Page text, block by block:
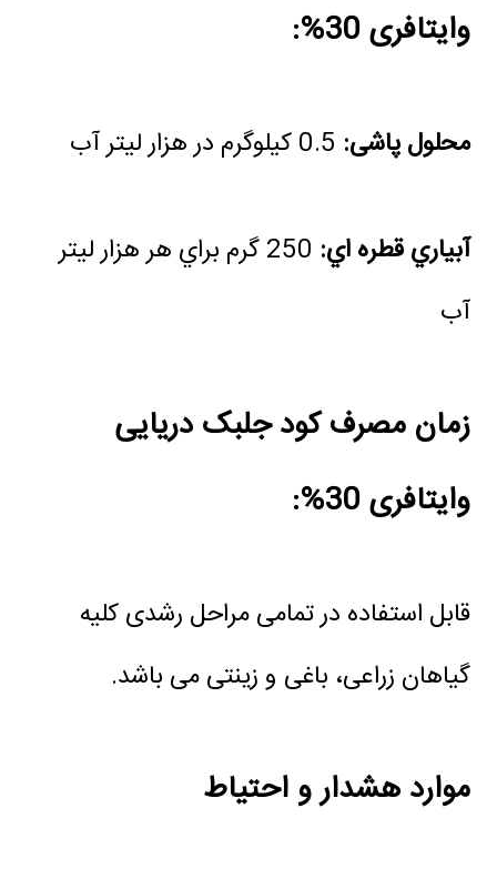
وایتافری 30%:
محلول پاشی:
آبياري قطره اي:
250 گرم براي هر هزار ليتر
آب
زمان مصرف کود جلبک دریایی
وایتافری 30%:
قابل استفاده در تمامی مراحل رشدی کلیه
گیاهان زراعی، باغی و زینتی می باشد.
موارد هشدار و احتیاط